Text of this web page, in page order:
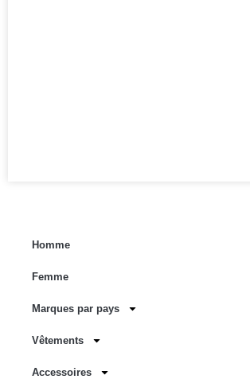
Homme
Femme
Marques par pays
Vêtements
Accessoires